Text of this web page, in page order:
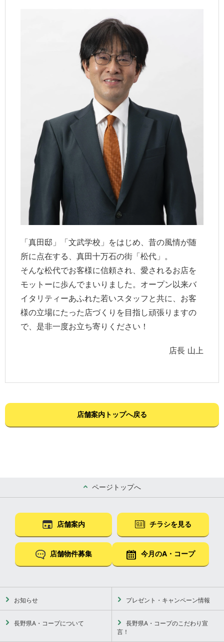
「真田邸」「文武学校」をはじめ、昔の風情が随
所に点在する、真田十万石の街「松代」。
そんな松代でお客様に信頼され、愛されるお店を
モットーに歩んでまいりました。オープン以来バ
イタリティーあふれた若いスタッフと共に、お客
様の立場にたった店づくりを目指し頑張りますの
で、是非一度お立ち寄りください！
店長 山上
店舗案内トップへ戻る
ページトップへ
店舗案内 チラシを見る
店舗物件募集 今月のA・コープ
お知らせ プレゼント・キャンペーン情報
長野県A・コープについて
長野県A・コープのこだわり宣
言！